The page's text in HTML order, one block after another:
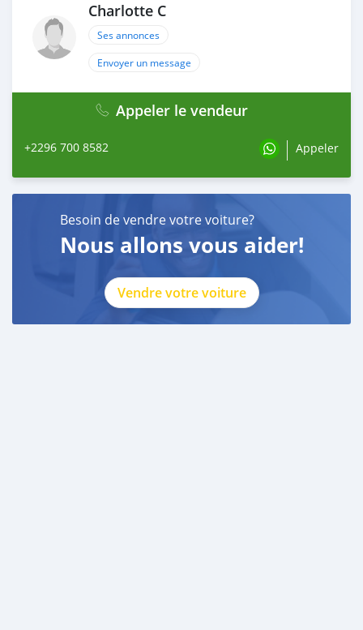
Charlotte C
Ses annonces
Envoyer un message
Appeler le vendeur
+2296 700 8582 Appeler
Besoin de vendre votre voiture?
Nous allons vous aider!
Vendre votre voiture